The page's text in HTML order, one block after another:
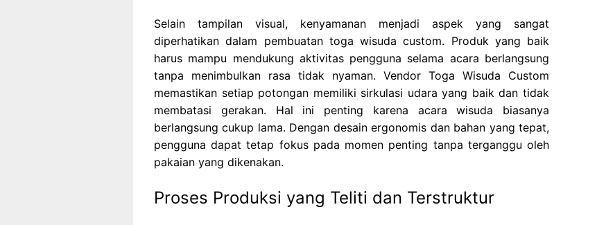
Selain tampilan visual, kenyamanan menjadi aspek yang sangat
diperhatikan dalam pembuatan toga wisuda custom. Produk yang baik
harus mampu mendukung aktivitas pengguna selama acara berlangsung
tanpa menimbulkan rasa tidak nyaman. Vendor Toga Wisuda Custom
memastikan setiap potongan memiliki sirkulasi udara yang baik dan tidak
membatasi gerakan. Hal ini penting karena acara wisuda biasanya
berlangsung cukup lama. Dengan desain ergonomis dan bahan yang tepat,
pengguna dapat tetap fokus pada momen penting tanpa terganggu oleh
pakaian yang dikenakan.
Proses Produksi yang Teliti dan Terstruktur